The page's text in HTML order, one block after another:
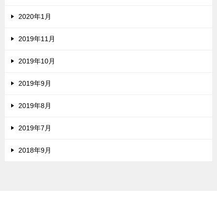
2020年1月
2019年11月
2019年10月
2019年9月
2019年8月
2019年7月
2018年9月